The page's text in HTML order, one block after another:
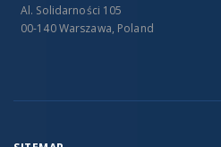
Al. Solidarności 105
00-140 Warszawa, Poland